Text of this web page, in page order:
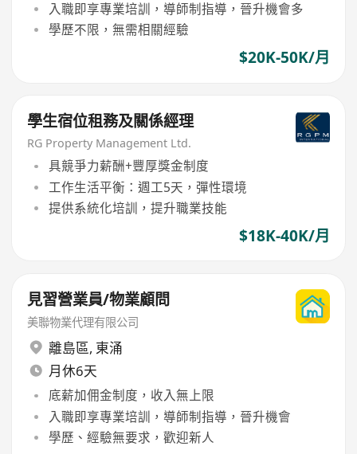
入職即享專業培訓，導師制指導，晉升機會多
學歷不限，無需相關經驗
$20K-50K/月
學生宿位租務及關係經理
RG Property Management Ltd.
具競爭力薪酬+豐厚獎金制度
工作生活平衡：週工5天，彈性環境
提供系統化培訓，提升職業技能
$18K-40K/月
見習營業員/物業顧問
美聯物業代理有限公司
離島區, 東涌
月休6天
底薪加佣金制度，收入無上限
入職即享專業培訓，導師制指導，晉升機會
學歷、經驗無要求，歡迎新人